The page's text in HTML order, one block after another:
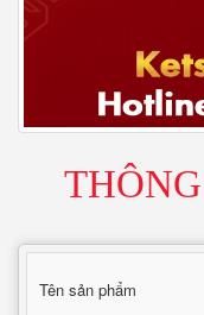
Tên sản phẩm